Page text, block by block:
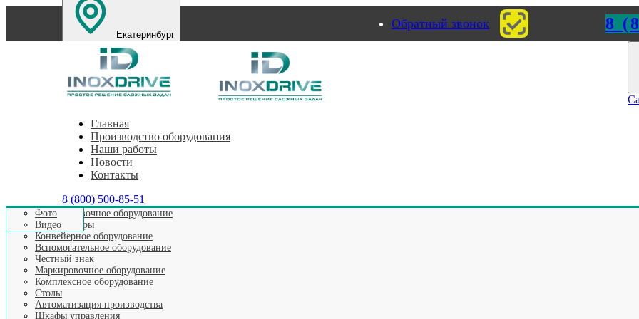
Екатеринбург
Санкт-Петербург Нижний Новгород Челябинск
Обратный звонок 8
Главная
Производство оборудования
Этикетировочное оборудование
Аппликаторы
Конвейерное оборудование
Вспомогательное оборудование
Честный знак
Маркировочное оборудование
Комплексное оборудование
Столы
Автоматизация производства
Шкафы управления
Наши работы
Фото
Видео
Новости
Контакты
8 (800) 500-85-51
Главная > Видео выпускаемого оборудования